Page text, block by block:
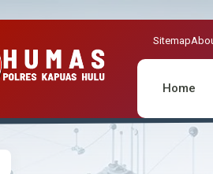
Sitemap
Home
Cegah Polemik Pengibaran